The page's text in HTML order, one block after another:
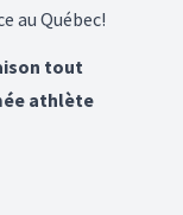
au Québec!
tout
athlète